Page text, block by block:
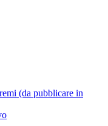
(da pubblicare in